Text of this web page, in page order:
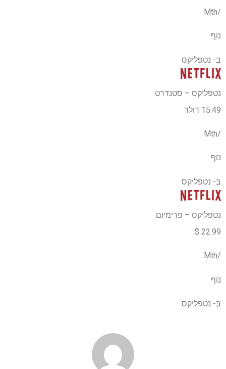
/Mth
נוֹף
בְּ- נטפליקס
נטפליקס – סטנדרט
15.49 דולר
/Mth
נוֹף
בְּ- נטפליקס
נטפליקס – פרימיום
22.99 $
/Mth
נוֹף
בְּ- נטפליקס